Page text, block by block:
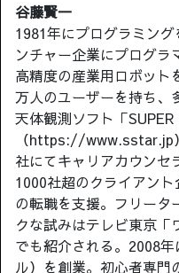
谷藤賢一
1981年にプログラミン
ンチャー企業にプログラ
高精度の産業用ロボット
万人のユーザーを持ち、
天体観測ソフト「SUPER
（https://www.sstar.jp
社にてキャリアカウンセ
1000社超のクライアン
の転職を支援。フリー
クな試みはテレビ東京「
でも紹介される。2008
ル）を創業。初心者専門